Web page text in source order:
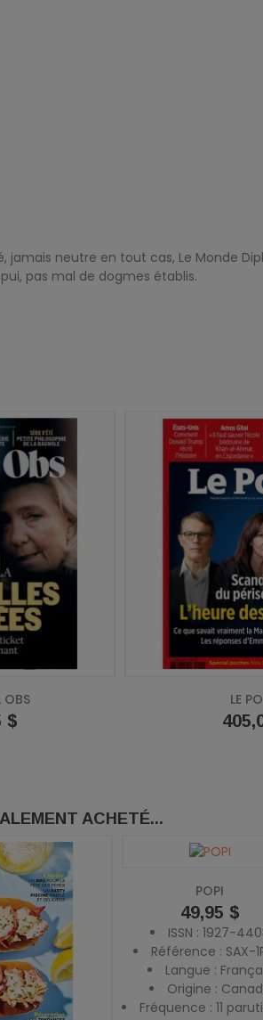
jamais neutre en tout cas, Le Monde
pas mal de dogmes établis.
OBS
$
LE
Prix
ACHETÉ...
POPI
Prix
49,95 $
ISSN : 1927-
Référence : SAX-
Langue :
Origine :
Fréquence : 11